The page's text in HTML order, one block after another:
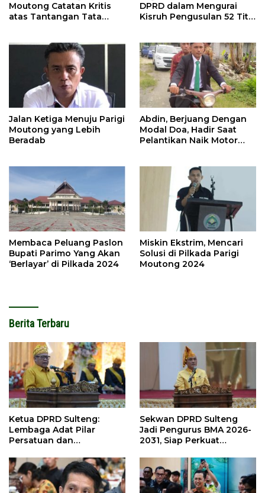
Moutong Catatan Kritis
atas Tantangan Tata
DPRD dalam Mengurai
Kisruh Pengusulan 52 Titik
Jalan Ketiga Menuju Parigi
Moutong yang Lebih
Beradab
Abdin, Berjuang Dengan
Modal Doa, Hadir Saat
Pelantikan Naik Motor
Membaca Peluang Paslon
Bupati Parimo Yang Akan
‘Berlayar’ di Pilkada 2024
Miskin Ekstrim, Mencari
Solusi di Pilkada Parigi
Moutong 2024
Berita Terbaru
Ketua DPRD Sulteng:
Lembaga Adat Pilar
Persatuan dan
Sekwan DPRD Sulteng
Jadi Pengurus BMA 2026-
2031, Siap Perkuat